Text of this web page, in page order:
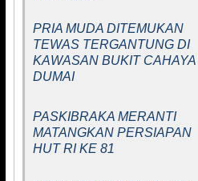
PRIA MUDA DITEMUKAN
TEWAS TERGANTUNG DI
KAWASAN BUKIT CAHAYA
DUMAI
PASKIBRAKA MERANTI
MATANGKAN PERSIAPAN
HUT RI KE 81